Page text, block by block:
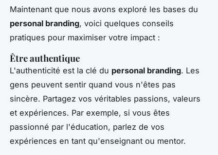
Maintenant que nous avons exploré les bases du
personal branding, voici quelques conseils
pratiques pour maximiser votre impact :
Être authentique
L'authenticité est la clé du personal branding. Les
gens peuvent sentir quand vous n'êtes pas
sincère. Partagez vos véritables passions, valeurs
et expériences. Par exemple, si vous êtes
passionné par l'éducation, parlez de vos
expériences en tant qu'enseignant ou mentor.